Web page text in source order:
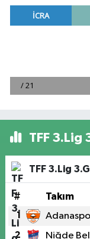
TFF 3.Lig
TFF 3.Lig
# Takım
1
2 Niğde